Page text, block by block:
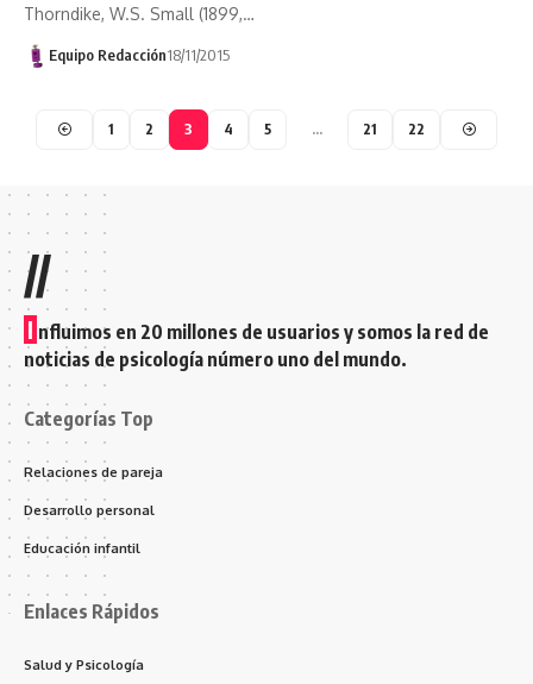
Thorndike, W.S. Small (1899,…
Equipo Redacción18/11/2015
1 2 3 4 5 … 21 22
//
I nfluimos en 20 millones de usuarios y somos la red de
noticias de psicología número uno del mundo.
Categorías Top
Relaciones de pareja
Desarrollo personal
Educación infantil
Enlaces Rápidos
Salud y Psicología